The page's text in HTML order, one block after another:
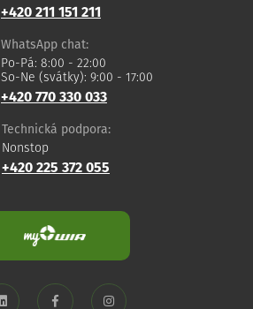
+420 211 151 211
WhatsApp chat:
Po-Pá: 8:00 - 22:00
So-Ne (svátky): 9:00 - 17:00
+420 770 330 033
Technická podpora:
Nonstop
+420 225 372 055